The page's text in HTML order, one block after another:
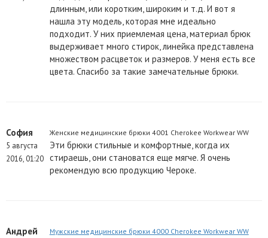
длинным, или коротким, широким и т.д. И вот я
нашла эту модель, которая мне идеально
подходит. У них приемлемая цена, материал брюк
выдерживает много стирок, линейка представлена
множеством расцветок и размеров. У меня есть все
цвета. Спасибо за такие замечательные брюки.
София
5 августа
2016, 01:20
Женские медицинские брюки 4001 Cherokee Workwear WW
Эти брюки стильные и комфортные, когда их
стираешь, они становатся еще мягче. Я очень
рекомендую всю продукцию Чероке.
Андрей
Мужские медицинские брюки 4000 Cherokee Workwear WW